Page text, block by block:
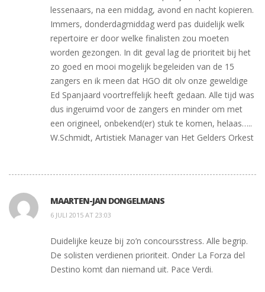
lessenaars, na een middag, avond en nacht kopieren.
Immers, donderdagmiddag werd pas duidelijk welk
repertoire er door welke finalisten zou moeten
worden gezongen. In dit geval lag de prioriteit bij het
zo goed en mooi mogelijk begeleiden van de 15
zangers en ik meen dat HGO dit olv onze geweldige
Ed Spanjaard voortreffelijk heeft gedaan. Alle tijd was
dus ingeruimd voor de zangers en minder om met
een origineel, onbekend(er) stuk te komen, helaas…..
W.Schmidt, Artistiek Manager van Het Gelders Orkest
MAARTEN-JAN DONGELMANS
6 JULI 2015 AT 23:03
Duidelijke keuze bij zo’n concoursstress. Alle begrip.
De solisten verdienen prioriteit. Onder La Forza del
Destino komt dan niemand uit. Pace Verdi.